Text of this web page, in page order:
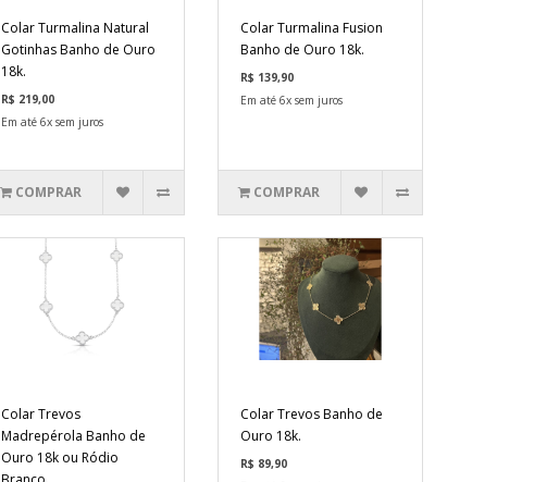
Colar Turmalina Natural
Gotinhas Banho de Ouro
18k.
R$ 219,00
Em até 6x sem juros
COMPRAR
Colar Turmalina Fusion
Banho de Ouro 18k.
R$ 139,90
Em até 6x sem juros
COMPRAR
Colar Trevos
Madrepérola Banho de
Ouro 18k ou Ródio
Colar Trevos Banho de
Ouro 18k.
R$ 89,90